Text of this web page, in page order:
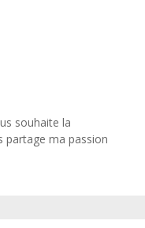
souhaite la
partage ma passion